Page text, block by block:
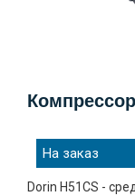
Компрессор
На заказ
Dorin Н51CS -